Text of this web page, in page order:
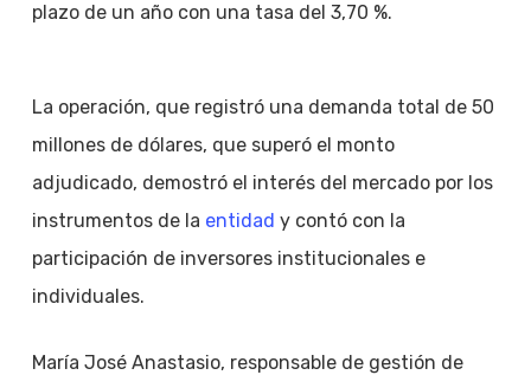
plazo de un año con una tasa del 3,70 %.
La operación, que registró una demanda total de 50
millones de dólares, que superó el monto
adjudicado, demostró el interés del mercado por los
instrumentos de la entidad y contó con la
participación de inversores institucionales e
individuales.
María José Anastasio, responsable de gestión de